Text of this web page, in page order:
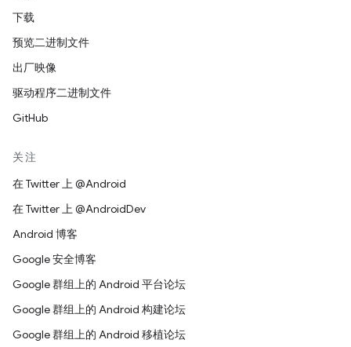
下载
预览二进制文件
出厂映像
驱动程序二进制文件
GitHub
关注
在 Twitter 上 @Android
在 Twitter 上 @AndroidDev
Android 博客
Google 安全博客
Google 群组上的 Android 平台论坛
Google 群组上的 Android 构建论坛
Google 群组上的 Android 移植论坛